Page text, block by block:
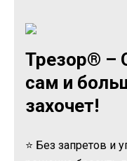
Трезор® –
сам и
захочет!
⭐ Без запретов и